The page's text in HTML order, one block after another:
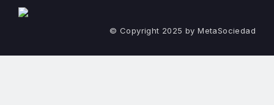
© Copyright 2025 by MetaSociedad